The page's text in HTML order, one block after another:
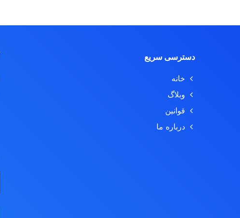
دسترسی سریع
خانه
وبلاگ
قوانین
درباره ما